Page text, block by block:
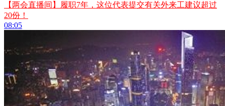
【两会直播间】履职7年，这位代表提交有关外来工建议超过
20份！
08:05